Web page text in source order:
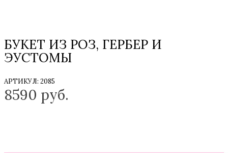
БУКЕТ ИЗ РОЗ, ГЕРБЕР И
ЭУСТОМЫ
АРТИКУЛ: 2085
8590 руб.